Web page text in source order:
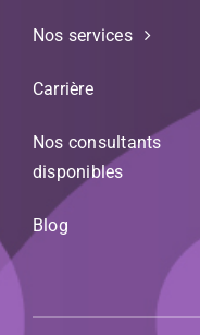
Nos services
Carrière
Nos consultants
disponibles
Blog